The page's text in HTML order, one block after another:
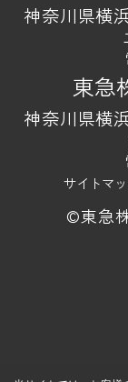
神奈川県横
東急
神奈川県横
サイトマ
©東急